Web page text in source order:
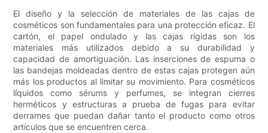
El diseño y la selección de materiales de las cajas de
cosméticos son fundamentales para una protección eficaz. El
cartón, el papel ondulado y las cajas rígidas son los
materiales más utilizados debido a su durabilidad y
capacidad de amortiguación. Las inserciones de espuma o
las bandejas moldeadas dentro de estas cajas protegen aún
más los productos al limitar su movimiento. Para cosméticos
líquidos como sérums y perfumes, se integran cierres
herméticos y estructuras a prueba de fugas para evitar
derrames que puedan dañar tanto el producto como otros
artículos que se encuentren cerca.